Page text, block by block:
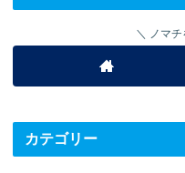
ノマ
カテゴリー